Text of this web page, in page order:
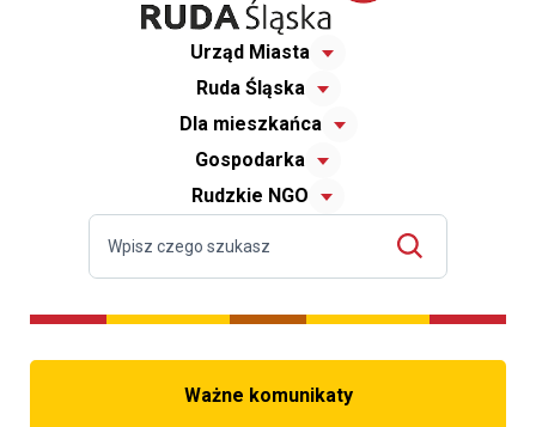
Urząd Miasta
Ruda Śląska
Dla mieszkańca
Gospodarka
Rudzkie NGO
Ważne komunikaty